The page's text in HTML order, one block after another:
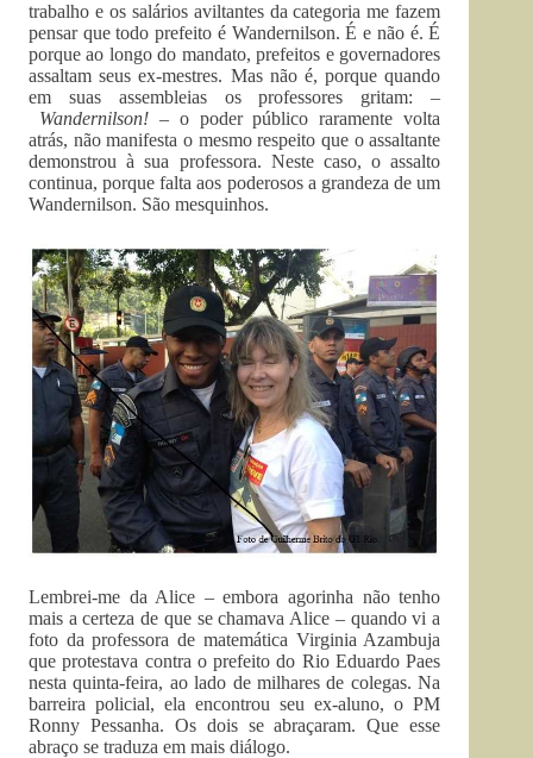
trabalho e os salários aviltantes da categoria me fazem
pensar que todo prefeito é Wandernilson. É e não é. É
porque ao longo do mandato, prefeitos e governadores
assaltam seus ex-mestres. Mas não é, porque quando
em suas assembleias os professores gritam: –
Wandernilson!– o poder público raramente volta
atrás, não manifesta o mesmo respeito que o assaltante
demonstrou à sua professora. Neste caso, o assalto
continua, porque falta aos poderosos a grandeza de um
Wandernilson. São mesquinhos.
Lembrei-me da Alice – embora agorinha não tenho
mais a certeza de que se chamava Alice – quando vi a
foto da professora de matemática Virginia Azambuja
que protestava contra o prefeito do Rio Eduardo Paes
nesta quinta-feira, ao lado de milhares de colegas. Na
barreira policial, ela encontrou seu ex-aluno, o PM
Ronny Pessanha. Os dois se abraçaram. Que esse
abraço se traduza em mais diálogo.